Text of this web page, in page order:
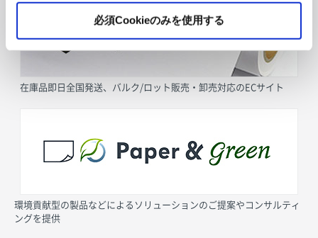
必須Cookieのみを使用する
在庫品即日全国発送、バルク/ロット販売・卸売対応のECサイト
環境貢献型の製品などによるソリューションのご提案やコンサルティ
ングを提供